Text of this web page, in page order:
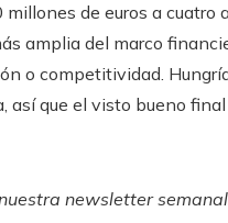
de euros a cuatro
amplia del marco
o competitividad.
que el visto bueno
newsletter semanal